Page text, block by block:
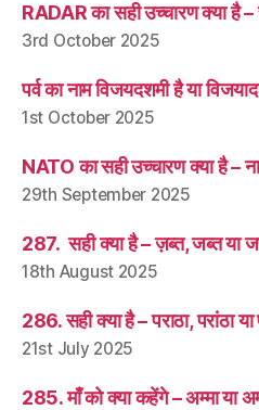
RADAR का सही उच्चारण क्या है –
3rd October 2025
पर्व का नाम विजयदशमी है या
1st October 2025
NATO का सही उच्चारण क्या है –
29th September 2025
287. सही क्या है – ज़ब्त, जब्त या
18th August 2025
286. सही क्या है – पराठा, परांठा या
21st July 2025
285. माँ को क्या कहेंगे – अम्मा या